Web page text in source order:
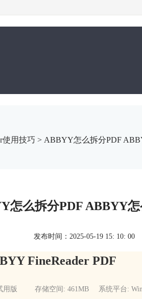
使用技巧 > ABBYY怎么拆分PDF
怎么拆分PDF ABBYY
发布时间：2025-05-19 15: 10: 00
FineReader PDF
用版 存储空间: 461MB
系统平台: